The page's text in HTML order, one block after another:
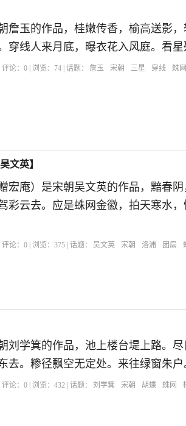
詹玉的作品，桂嫩传香，榆高送影
穿线人来月底，曝衣花入风庭。看
评论：0 | 浏览： 74 | 话题： 詹玉 宋朝 三星 穿线 蛛网
文英】
宏庵）是宋朝吴文英的作品，黯春
彩云去。应是蛛网金徽，拍天寒水
评论：0 | 浏览：375 | 话题： 吴文英 宋朝 洛浦 团扇
刘学箕的作品，池上楼台堤上路。
去。糁径飘空无定处。来往绿窗朱户
评论：0 | 浏览：432 | 话题： 刘学箕 宋朝 胡蝶 蛛网